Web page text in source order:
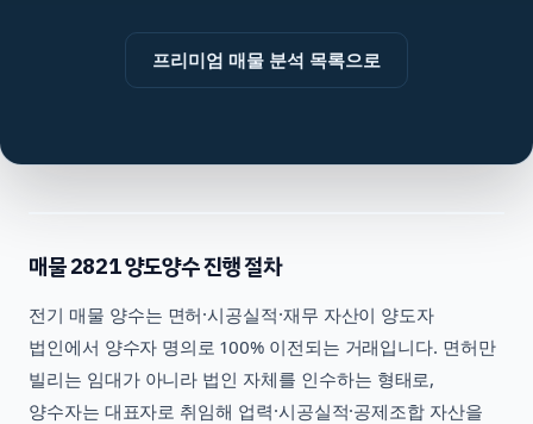
프리미엄 매물 분석 목록으로
매물2821양도양수 진행 절차
전기 매물 양수는 면허·시공실적·재무 자산이 양도자
법인에서 양수자 명의로 100% 이전되는 거래입니다. 면허만
빌리는 임대가 아니라 법인 자체를 인수하는 형태로,
양수자는 대표자로 취임해 업력·시공실적·공제조합 자산을